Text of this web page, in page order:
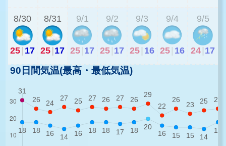
8/30
25 17
8/31
25 17
9/1
25 17
9/2
25 17
9/3
25 16
9/4
25 16
9/5
24 17
90日間気温(最高・最低気温)